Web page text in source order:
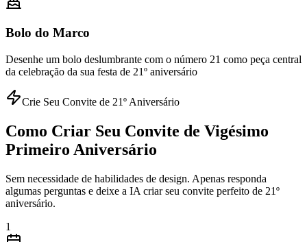
Bolo do Marco
Desenhe um bolo deslumbrante com o número 21 como peça central
da celebração da sua festa de 21º aniversário
Crie Seu Convite de 21º Aniversário
Como Criar Seu Convite de Vigésimo
Primeiro Aniversário
Sem necessidade de habilidades de design. Apenas responda
algumas perguntas e deixe a IA criar seu convite perfeito de 21º
aniversário.
1